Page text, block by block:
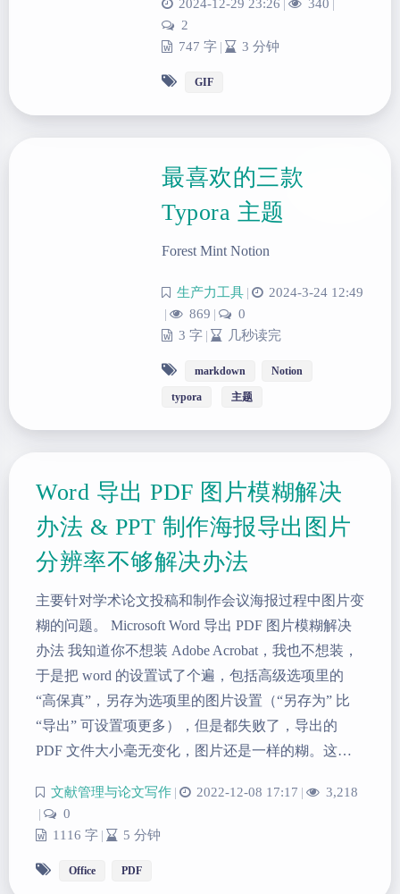
2024-12-29 23:26 | 340 |
2
747 字 | 3 分钟
GIF
最喜欢的三款
Typora 主题
Forest Mint Notion
生产力工具 |
2024-3-24 12:49
|
869 |
0
3 字 | 几秒读完
markdown Notion
typora 主题
Word 导出 PDF 图片模糊解决
办法 & PPT 制作海报导出图片
分辨率不够解决办法
主要针对学术论文投稿和制作会议海报过程中图片变
糊的问题。 Microsoft Word 导出 PDF 图片模糊解决
办法 我知道你不想装 Adobe Acrobat，我也不想装，
于是把 word 的设置试了个遍，包括高级选项里的
“高保真”，另存为选项里的图片设置（“另存为” 比
“导出” 可设置项更多），但是都失败了，导出的
PDF 文件大小毫无变化，图片还是一样的糊。这…
文献管理与论文写作 | 2022-12-08 17:17 |
3,218
|
0
1116 字 | 5 分钟
Office PDF